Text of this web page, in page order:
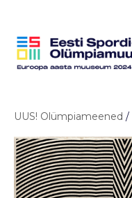
UUS! Olümpiameened /